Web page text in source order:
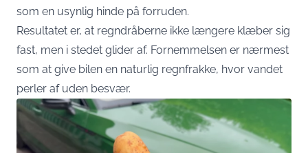
som en usynlig hinde på forruden.
Resultatet er, at regndråberne ikke længere klæber sig
fast, men i stedet glider af. Fornemmelsen er nærmest
som at give bilen en naturlig regnfrakke, hvor vandet
perler af uden besvær.